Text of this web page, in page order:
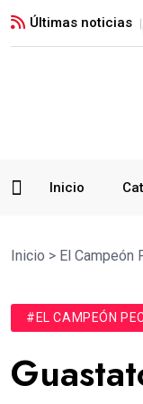
Últimas noticias
Inicio
Inicio > El Campeón
#EL CAMPEÓN